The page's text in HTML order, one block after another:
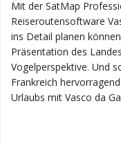
Mit der SatMap
Reiseroutensoftware
ins Detail planen
Präsentation des
Vogelperspektive. Und
Frankreich
Urlaubs mit Vasco da